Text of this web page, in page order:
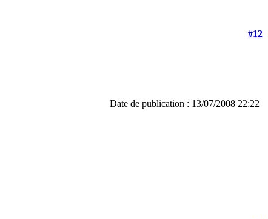
#12
Date de publication : 13/07/2008 22:22